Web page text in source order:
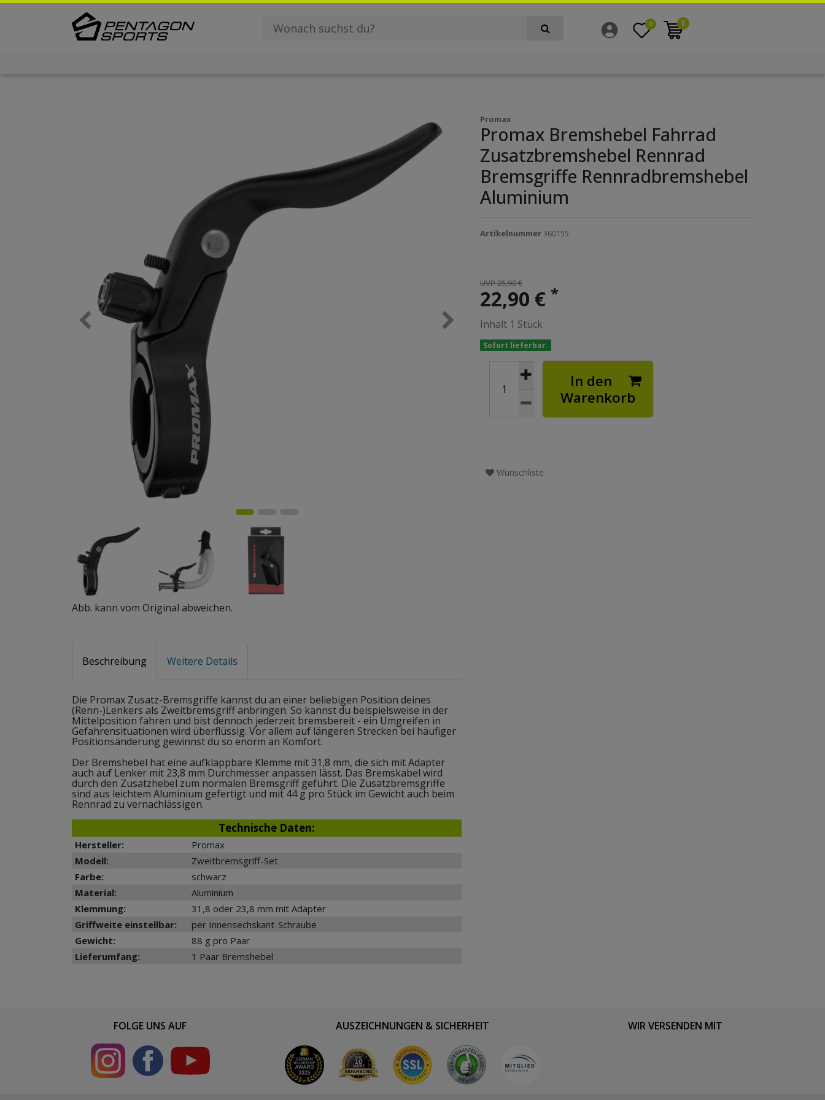
0 0
Abb. kann vom Original abweichen.
Promax
Promax Bremshebel Fahrrad
Zusatzbremshebel Rennrad
Bremsgriffe Rennradbremshebel
Aluminium
Artikelnummer360155
UVP 25,90 €
22,90 € *
Inhalt 1 Stück
Sofort lieferbar.
In den
Warenkorb
Wunschliste
Beschreibung Weitere Details
Die Promax Zusatz-Bremsgriffe kannst du an einer beliebigen Position deines
(Renn-)Lenkers als Zweitbremsgriff anbringen. So kannst du beispielsweise in der
Mittelposition fahren und bist dennoch jederzeit bremsbereit - ein Umgreifen in
Gefahrensituationen wird überflüssig. Vor allem auf längeren Strecken bei häufiger
Positionsänderung gewinnst du so enorm an Komfort.
Der Bremshebel hat eine aufklappbare Klemme mit 31,8 mm, die sich mit Adapter
auch auf Lenker mit 23,8 mm Durchmesser anpassen lässt. Das Bremskabel wird
durch den Zusatzhebel zum normalen Bremsgriff geführt. Die Zusatzbremsgriffe
sind aus leichtem Aluminium gefertigt und mit 44 g pro Stück im Gewicht auch beim
Rennrad zu vernachlässigen.
Technische Daten:
Hersteller:
Promax
Modell:
Zweitbremsgriff-Set
Farbe:
schwarz
Material:
Aluminium
Klemmung:
31,8 oder 23,8 mm mit Adapter
Griffweite einstellbar:
per Innensechskant-Schraube
Gewicht:
88 g pro Paar
Lieferumfang:
1 Paar Bremshebel
FOLGE UNS AUF AUSZEICHNUNGEN & SICHERHEIT WIR VERSENDEN MIT